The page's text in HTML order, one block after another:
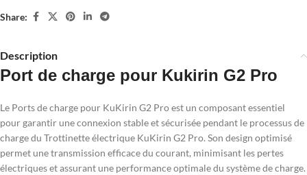
Share:
Description
Port de charge pour Kukirin G2 Pro
Le Ports de charge pour KuKirin G2 Pro est un composant essentiel
pour garantir une connexion stable et sécurisée pendant le processus de
charge du Trottinette électrique KuKirin G2 Pro. Son design optimisé
permet une transmission efficace du courant, minimisant les pertes
électriques et assurant une performance optimale du système de charge.